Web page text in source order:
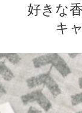
好きな
キ